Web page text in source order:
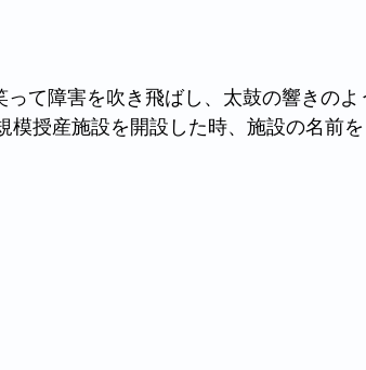
て障害を吹き飛ばし、太鼓の響きの
模授産施設を開設した時、施設の名前